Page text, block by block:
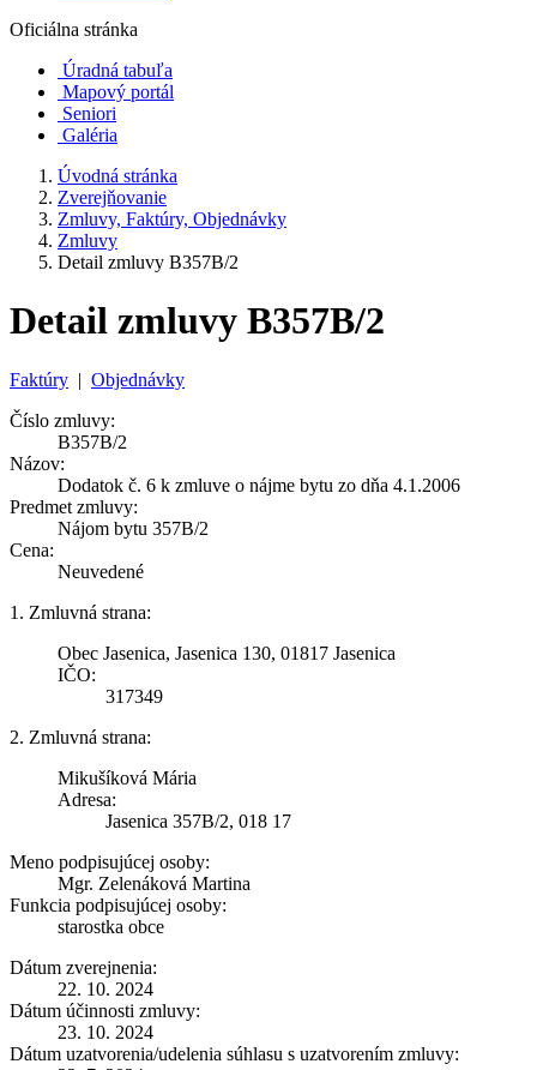
Oficiálna stránka
Úradná tabuľa
Mapový portál
Seniori
Galéria
Úvodná stránka
Zverejňovanie
Zmluvy, Faktúry, Objednávky
Zmluvy
Detail zmluvy B357B/2
Detail zmluvy B357B/2
Faktúry | Objednávky
Číslo zmluvy:
B357B/2
Názov:
Dodatok č. 6 k zmluve o nájme bytu zo dňa 4.1.2006
Predmet zmluvy:
Nájom bytu 357B/2
Cena:
Neuvedené
1. Zmluvná strana:
Obec Jasenica, Jasenica 130, 01817 Jasenica
IČO:
317349
2. Zmluvná strana:
Mikušíková Mária
Adresa:
Jasenica 357B/2, 018 17
Meno podpisujúcej osoby:
Mgr. Zelenáková Martina
Funkcia podpisujúcej osoby:
starostka obce
Dátum zverejnenia:
22. 10. 2024
Dátum účinnosti zmluvy:
23. 10. 2024
Dátum uzatvorenia/udelenia súhlasu s uzatvorením zmluvy: